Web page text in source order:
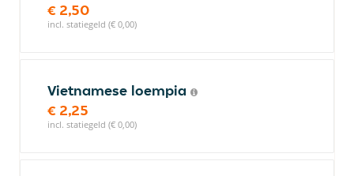
€ 2,50
incl. statiegeld (€ 0,00)
Vietnamese loempia
€ 2,25
incl. statiegeld (€ 0,00)